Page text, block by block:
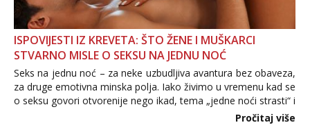
ISPOVIJESTI IZ KREVETA: ŠTO ŽENE I MUŠKARCI
STVARNO MISLE O SEKSU NA JEDNU NOĆ
Seks na jednu noć – za neke uzbudljiva avantura bez obaveza,
za druge emotivna minska polja. Iako živimo u vremenu kad se
o seksu govori otvorenije nego ikad, tema „jedne noći strasti“ i
dalje izaziva burne rasprave. Što zapravo misle žene, a što
Pročitaj više